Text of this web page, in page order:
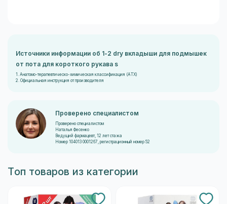
Источники информации об 1-2 dry вкладыши для подмышек
от пота для короткого рукава s
1. Анатомо-терапевтическо-химическая классификация (ATX)
2. Официальная инструкция от производителя
Проверено специалистом
Проверено специалистом
Наталья Фесенко
Ведущий фармацевт, 12 лет стажа
Номер 104013 0001267, регистрационный номер 52
Топ товаров из категории